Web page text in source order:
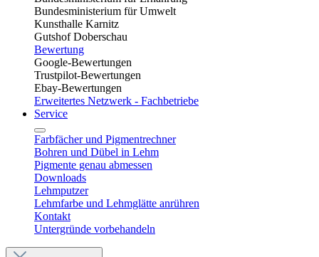
Bundesministerium für Umwelt
Kunsthalle Karnitz
Gutshof Doberschau
Bewertung
Google-Bewertungen
Trustpilot-Bewertungen
Ebay-Bewertungen
Erweitertes Netzwerk - Fachbetriebe
Service
Farbfächer und Pigmentrechner
Bohren und Dübel in Lehm​
Pigmente genau abmessen
Downloads
Lehmputzer
Lehmfarbe und Lehmglätte anrühren
Kontakt
Untergründe vorbehandeln